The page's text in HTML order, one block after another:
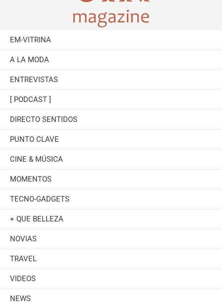
EM-VITRINA
A LA MODA
ENTREVISTAS
[ PODCAST ]
DIRECTO SENTIDOS
PUNTO CLAVE
CINE & MÚSICA
MOMENTOS
TECNO-GADGETS
+ QUE BELLEZA
NOVIAS
TRAVEL
VIDEOS
NEWS